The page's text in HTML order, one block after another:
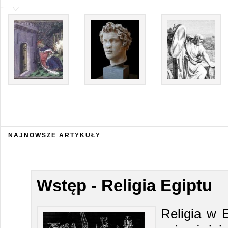
NAJNOWSZE ARTYKUŁY
Wstęp - Religia Egiptu
Religia w